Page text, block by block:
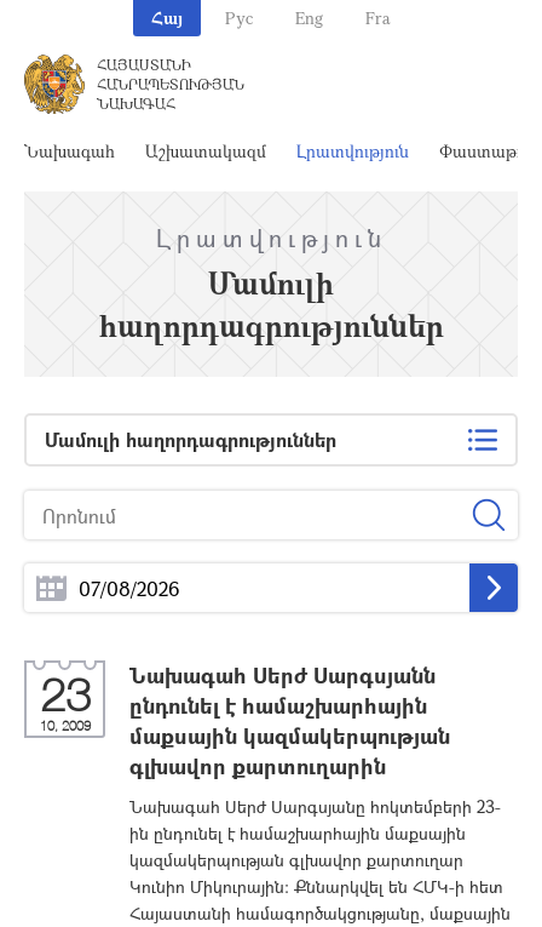
Հայ Рус Eng Fra
ՀԱՅԱՍՏԱՆԻ
ՀԱՆՐԱՊԵՏՈՒԹՅԱՆ
ՆԱԽԱԳԱՀ
Նախագահ Աշխատակազմ Լրատվություն
Լրատվություն
Մամուլի
հաղորդագրություններ
Մամուլի հաղորդագրություններ
23
10, 2009
Նախագահ Սերժ Սարգսյանն
ընդունել է համաշխարհային
մաքսային կազմակերպության
գլխավոր քարտուղարին
Նախագահ Սերժ Սարգսյանը հոկտեմբերի 23-
ին ընդունել է համաշխարհային մաքսային
կազմակերպության գլխավոր քարտուղար
Կունիո Միկուրային: Քննարկվել են ՀՄԿ-ի հետ
Հայաստանի համագործակցությանը, մաքսային